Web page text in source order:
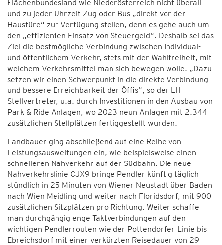
Flächenbundesland wie Niederösterreich nicht überall
und zu jeder Uhrzeit Zug oder Bus „direkt vor der
Haustüre“ zur Verfügung stellen, denn es gehe auch um
den „effizienten Einsatz von Steuergeld“. Deshalb sei das
Ziel die bestmögliche Verbindung zwischen Individual-
und öffentlichem Verkehr, stets mit der Wahlfreiheit, mit
welchem Verkehrsmittel man sich bewegen wolle. „Dazu
setzen wir einen Schwerpunkt in die direkte Verbindung
und bessere Erreichbarkeit der Öffis“, so der LH-
Stellvertreter, u.a. durch Investitionen in den Ausbau von
Park & Ride Anlagen, wo 2023 neun Anlagen mit 2.344
zusätzlichen Stellplätzen fertiggestellt wurden.
Landbauer ging abschließend auf eine Reihe von
Leistungsausweitungen ein, wie beispielsweise einen
schnelleren Nahverkehr auf der Südbahn. Die neue
Nahverkehrslinie CJX9 bringe Pendler künftig täglich
stündlich in 25 Minuten von Wiener Neustadt über Baden
nach Wien Meidling und weiter nach Floridsdorf, mit 900
zusätzlichen Sitzplätzen pro Richtung. Weiter schaffe
man durchgängig enge Taktverbindungen auf den
wichtigen Pendlerrouten wie der Pottendorfer-Linie bis
Ebreichsdorf mit einer verkürzten Reisedauer von 29